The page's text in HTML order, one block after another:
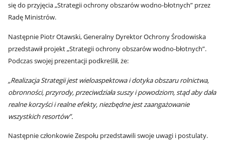
się do przyjęcia „Strategii ochrony obszarów wodno-błotnych” przez
Radę Ministrów.
Następnie Piotr Otawski, Generalny Dyrektor Ochrony Środowiska
przedstawił projekt „Strategii ochrony obszarów wodno-błotnych”.
Podczas swojej prezentacji podkreślił, że:
„Realizacja Strategii jest wieloaspektowa i dotyka obszaru rolnictwa,
obronności, przyrody, przeciwdziała suszy i powodziom, stąd aby dała
realne korzyści i realne efekty, niezbędne jest zaangażowanie
wszystkich resortów”.
Następnie członkowie Zespołu przedstawili swoje uwagi i postulaty.